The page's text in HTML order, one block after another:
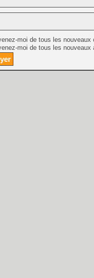
moi de tous les nouveaux
moi de tous les nouveaux